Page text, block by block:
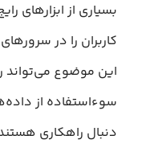
بسیاری از ابزارهای
کاربران را در
این موضوع می‌تواند
سوءاستفاده از
دنبال راهکاری